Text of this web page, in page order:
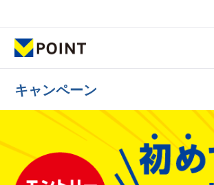
キャンペーン